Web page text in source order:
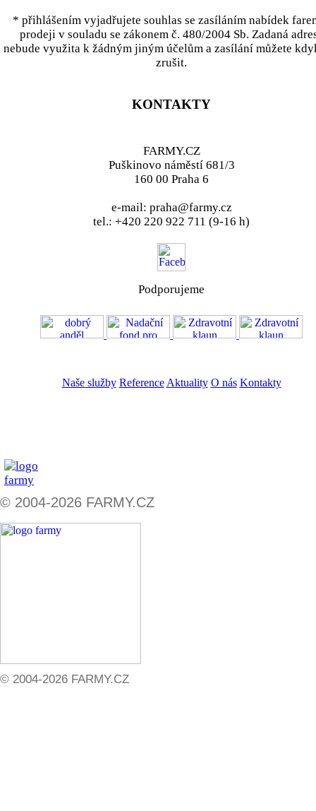
* přihlášením vyjadřujete souhlas se zasíláním nabídek
prodeji v souladu se zákonem č. 480/2004 Sb. Zadaná
nebude využita k žádným jiným účelům a zasílání můžete
zrušit.
KONTAKTY
FARMY.CZ
Puškinovo náměstí 681/3
160 00 Praha 6
e-mail: praha@farmy.cz
tel.: +420 220 922 711 (9-16 h)
Podporujeme
Naše služby Reference Aktuality O nás Kontakty
© 2004-2026 FARMY.CZ
© 2004-2026 FARMY.CZ